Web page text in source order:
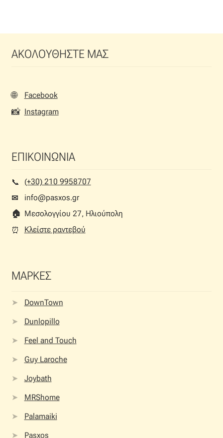
ΑΚΟΛΟΥΘΗΣΤΕ ΜΑΣ
🌐 Facebook
📸 Instagram
ΕΠΙΚΟΙΝΩΝΙΑ
📞︎
(+30) 210 9958707
✉
info@pasxos.gr
🏠︎ Μεσολογγίου 27, Ηλιούπολη
⏰︎
Κλείστε ραντεβού
ΜΑΡΚΕΣ
DownTown
Dunlopillo
Feel and Touch
Guy Laroche
Joybath
MRShome
Palamaiki
Pasxos